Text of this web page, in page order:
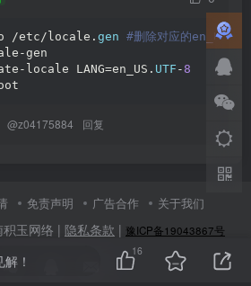
/etc/locale. gen #删除对应的
gen
locale LANG=en_US. UTF - 8
@z04175884 回复
免责声明 广告合作 关于我们
玉网络 | 隐私条款 | 豫ICP备19043867号
！
16